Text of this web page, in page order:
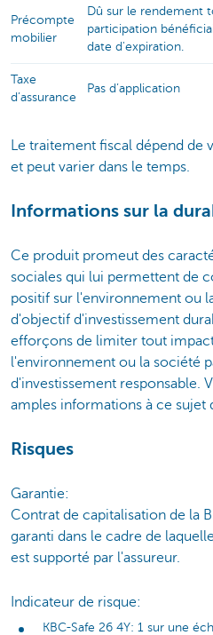
Précompte
mobilier
Dû sur le rendement
participation
date d'expiration.
Taxe
d’assurance
Pas d’application
Le traitement fiscal dépend de
et peut varier dans le temps.
Informations sur la
Ce produit promeut des
sociales qui lui permettent de
positif sur l'environnement ou
d'objectif d'investissement
efforçons de limiter tout
l'environnement ou la société
d'investissement responsable.
amples informations à ce sujet
Risques
Garantie:
Contrat de capitalisation de la
garanti dans le cadre de
est supporté par l'assureur.
Indicateur de risque:
KBC-Safe 26 4Y: 1 sur une